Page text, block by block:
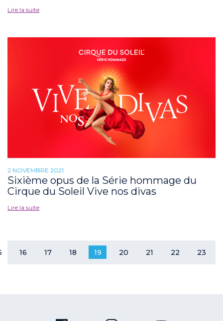
Lire la suite
2 NOVEMBRE 2021
Sixième opus de la Série hommage du
Cirque du Soleil Vive nos divas
Lire la suite
16 17 18 19 20 21 22 23